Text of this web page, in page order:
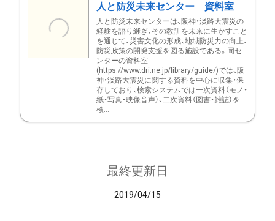
人と防災未来センター 資料室
人と防災未来センターは、阪神・淡路大震災の
経験を語り継ぎ、その教訓を未来に生かすこと
を通じて、災害文化の形成、地域防災力の向上、
防災政策の開発支援を図る施設である。同セ
ンターの資料室
(https://www.dri.ne.jp/library/guide/)では、阪
神・淡路大震災に関する資料を中心に収集・保
存しており、検索システムでは一次資料（モノ・
紙・写真・映像音声）、二次資料（図書・雑誌）を
検...
最終更新日
2019/04/15